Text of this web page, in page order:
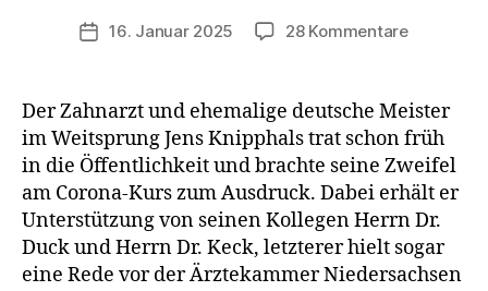
Veröffentlichungsdatum
16. Januar 2025 28 Kommentarezu
endlich
bei
den
und
bittet
sie
um
Der Zahnarzt und ehemalige deutsche Meister
im Weitsprung Jens Knipphals trat schon früh
in die Öffentlichkeit und brachte seine Zweifel
am Corona-Kurs zum Ausdruck. Dabei erhält er
Unterstützung von seinen Kollegen Herrn Dr.
Duck und Herrn Dr. Keck, letzterer hielt sogar
eine Rede vor der Ärztekammer Niedersachsen